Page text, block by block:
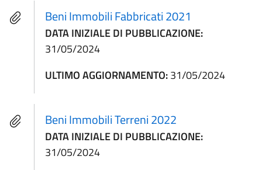
Beni Immobili Fabbricati 2021
DATA INIZIALE DI PUBBLICAZIONE:
31/05/2024
ULTIMO AGGIORNAMENTO:31/05/2024
Beni Immobili Terreni 2022
DATA INIZIALE DI PUBBLICAZIONE:
31/05/2024